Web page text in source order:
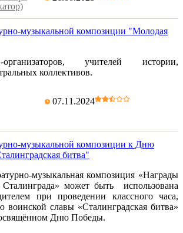
музыкальной композиции "Молодая
учителей истории,
коллективов.
07.11.2024
музыкальной композиции к Дню
битва"
музыкальная композиция «Награды
может быть использована
при проведении классного часа,
славы «Сталинградская битва»
Дню Победы.